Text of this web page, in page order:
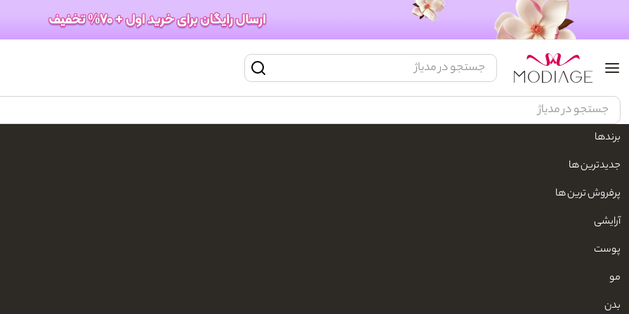
برندها
جدیدترین ها
پرفروش ترین ها
آرایشی
پوست
مو
بدن